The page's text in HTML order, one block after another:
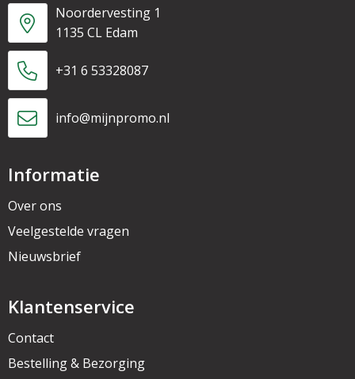
Noordervesting 1
1135 CL Edam
+31 6 53328087
info@mijnpromo.nl
Informatie
Over ons
Veelgestelde vragen
Nieuwsbrief
Klantenservice
Contact
Bestelling & Bezorging